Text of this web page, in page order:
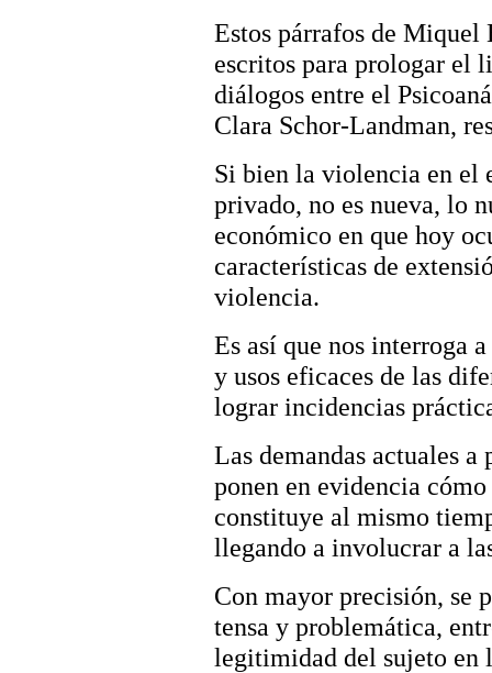
Estos párrafos de Miquel
escritos para prologar el
diálogos entre el
Clara Schor-Landman,
Si bien la violencia en el
privado, no es nueva, lo
económico en que hoy
características de
violencia.
Es así que nos interroga
y usos eficaces de las
lograr incidencias
Las demandas actuales
ponen en evidencia
constituye al mismo
llegando a involucrar a
Con mayor precisión, se
tensa y problemática,
legitimidad del sujeto en